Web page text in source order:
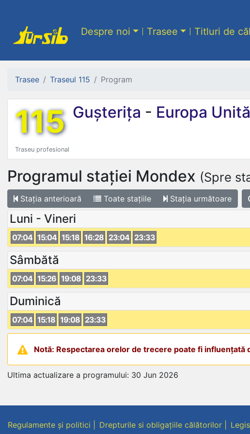
Despre noi Trasee Titluri de
Trasee Traseul 115 Program
115 Gușterița - Europa Unită
Traseu profesional
Programul stației Mondex (Spre
Stația anterioară Toate stațiile Stația următoare
Luni - Vineri
07:04 15:04 15:18 16:28 23:04 23:33
Sâmbătă
07:04 15:26 19:08 23:33
Duminică
07:04 15:18 19:08 23:33
Notă: Respectarea orelor de trecere poate fi influențată
Ultima actualizare a programului: 30 Jun 2026
Regulamente și politici Drepturile si obligațiile călătorilor